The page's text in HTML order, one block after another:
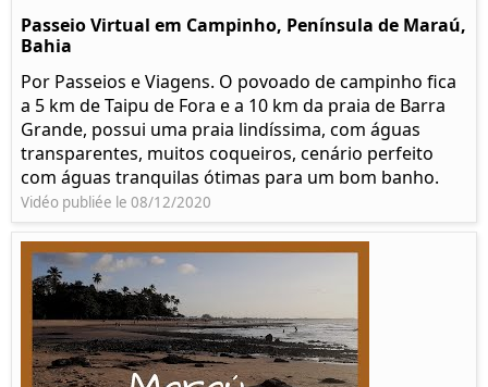
Passeio Virtual em Campinho, Península de Maraú,
Bahia
Por Passeios e Viagens. O povoado de campinho fica
a 5 km de Taipu de Fora e a 10 km da praia de Barra
Grande, possui uma praia lindíssima, com águas
transparentes, muitos coqueiros, cenário perfeito
com águas tranquilas ótimas para um bom banho.
Vidéo publiée le 08/12/2020